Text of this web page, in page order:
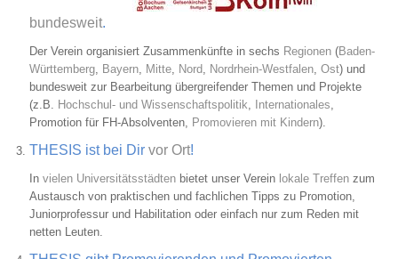
bundesweit.
Der Verein organisiert Zusammenkünfte in sechs Regionen (Baden-
Württemberg, Bayern, Mitte, Nord, Nordrhein-Westfalen, Ost) und
bundesweit zur Bearbeitung übergreifender Themen und Projekte
(z.B. Hochschul- und Wissenschaftspolitik, Internationales,
Promotion für FH-Absolventen, Promovieren mit Kindern).
THESIS ist bei Dir vor Ort!
In vielen Universitätsstädten bietet unser Verein lokale Treffen zum
Austausch von praktischen und fachlichen Tipps zu Promotion,
Juniorprofessur und Habilitation oder einfach nur zum Reden mit
netten Leuten.